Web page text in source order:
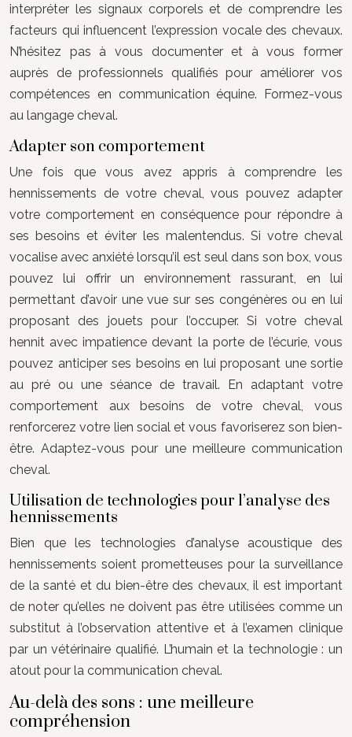
interpréter les signaux corporels et de comprendre les
facteurs qui influencent l’expression vocale des chevaux.
N’hésitez pas à vous documenter et à vous former
auprès de professionnels qualifiés pour améliorer vos
compétences en communication équine. Formez-vous
au langage cheval.
Adapter son comportement
Une fois que vous avez appris à comprendre les
hennissements de votre cheval, vous pouvez adapter
votre comportement en conséquence pour répondre à
ses besoins et éviter les malentendus. Si votre cheval
vocalise avec anxiété lorsqu’il est seul dans son box, vous
pouvez lui offrir un environnement rassurant, en lui
permettant d’avoir une vue sur ses congénères ou en lui
proposant des jouets pour l’occuper. Si votre cheval
hennit avec impatience devant la porte de l’écurie, vous
pouvez anticiper ses besoins en lui proposant une sortie
au pré ou une séance de travail. En adaptant votre
comportement aux besoins de votre cheval, vous
renforcerez votre lien social et vous favoriserez son bien-
être. Adaptez-vous pour une meilleure communication
cheval.
Utilisation de technologies pour l’analyse des
hennissements
Bien que les technologies d’analyse acoustique des
hennissements soient prometteuses pour la surveillance
de la santé et du bien-être des chevaux, il est important
de noter qu’elles ne doivent pas être utilisées comme un
substitut à l’observation attentive et à l’examen clinique
par un vétérinaire qualifié. L’humain et la technologie : un
atout pour la communication cheval.
Au-delà des sons : une meilleure
compréhension